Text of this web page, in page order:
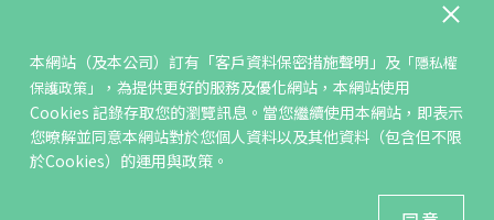
本網站（及本公司）訂有 「客戶資料保密措施聲明」 及「隱私權
保護政策」
，為提供更好的服務及優化網站，本網站使用
Cookies 記錄存取您的瀏覽訊息。當您繼續使用本網站，即表示
您暸解並同意本網站對於您個人資料以及其他資料（包含但不限
於Cookies）的運用與政策。
免責聲明
聯絡我們
反詐騙專區